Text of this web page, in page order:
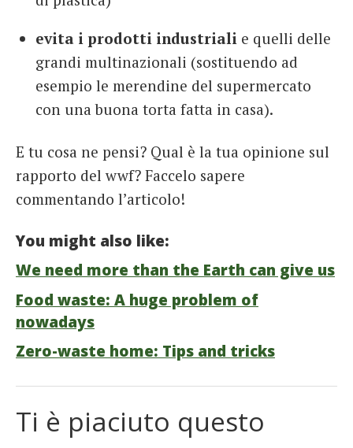
evita i prodotti industriali e quelli delle
grandi multinazionali (sostituendo ad
esempio le merendine del supermercato
con una buona torta fatta in casa).
E tu cosa ne pensi? Qual è la tua opinione sul
rapporto del wwf? Faccelo sapere
commentando l’articolo!
You might also like:
We need more than the Earth can give us
Food waste: A huge problem of
nowadays
Zero-waste home: Tips and tricks
Ti è piaciuto questo